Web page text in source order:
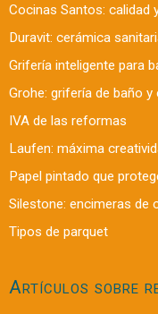
Cocinas Santos: calidad
Duravit: cerámica
Grifería inteligente para
Grohe: grifería de baño y
IVA de las reformas
Laufen: máxima
Papel pintado que
Silestone: encimeras de
Tipos de parquet
Artículos sobre